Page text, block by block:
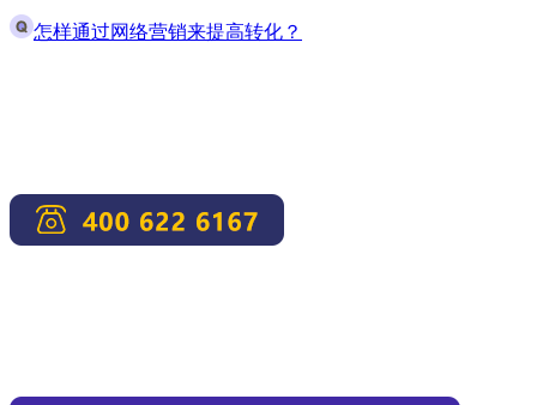
怎样通过网络营销来提高转化？